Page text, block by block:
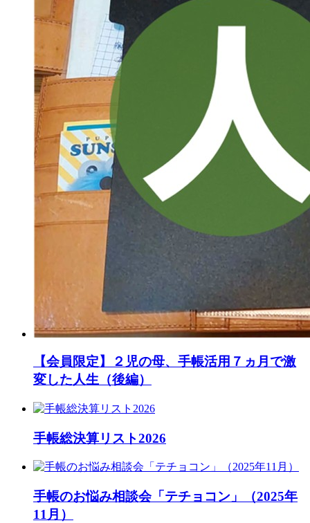
【会員限定】２児の母、手帳活用７ヵ月で激
変した人生（後編）
手帳総決算リスト2026
手帳のお悩み相談会「テチョコン」（2025年
11月）